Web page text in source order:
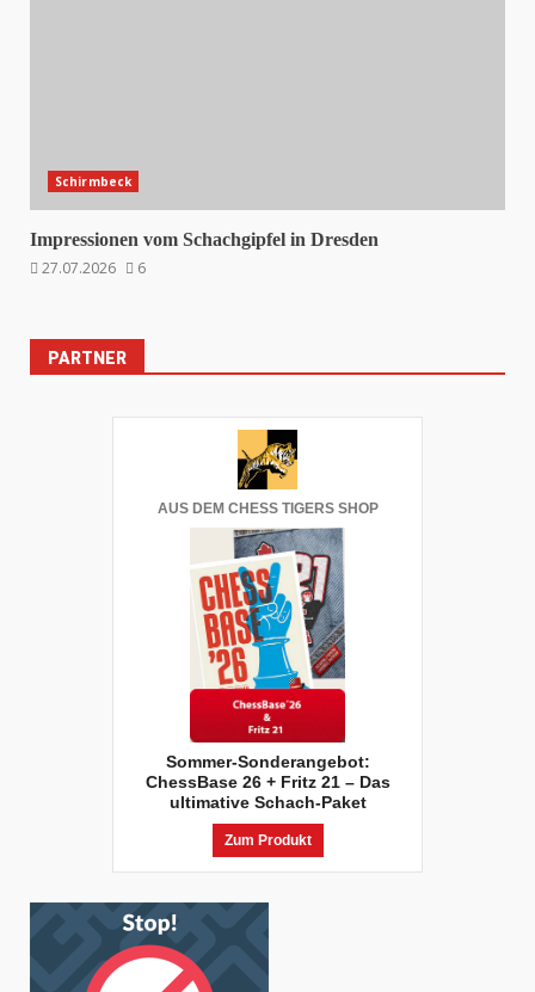
Schirmbeck
Impressionen vom Schachgipfel in Dresden
27.07.2026
6
PARTNER
AUS DEM CHESS TIGERS SHOP
Sommer-Sonderangebot:
ChessBase 26 + Fritz 21 – Das
ultimative Schach-Paket
Zum Produkt